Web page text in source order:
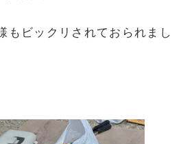
もビックリされておられまし